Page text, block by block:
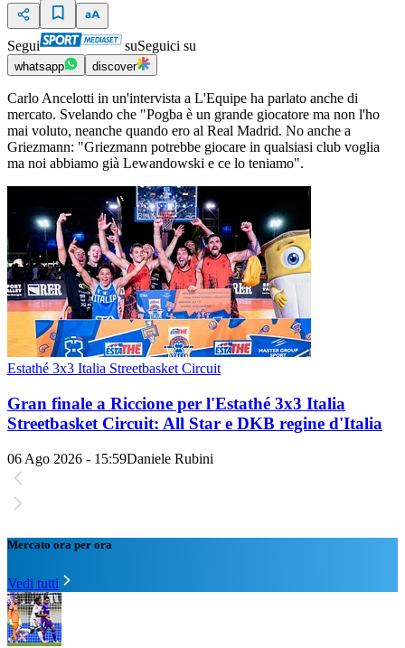
Segui suSeguici su
whatsapp discover
Carlo Ancelotti in un'intervista a L'Equipe ha parlato anche di
mercato. Svelando che "Pogba è un grande giocatore ma non l'ho
mai voluto, neanche quando ero al Real Madrid. No anche a
Griezmann: "Griezmann potrebbe giocare in qualsiasi club voglia
ma noi abbiamo già Lewandowski e ce lo teniamo".
Estathé 3x3 Italia Streetbasket Circuit
Gran finale a Riccione per l'Estathé 3x3 Italia
Streetbasket Circuit: All Star e DKB regine d'Italia
06 Ago 2026 - 15:59Daniele Rubini
Mercato ora per ora
Vedi tutti